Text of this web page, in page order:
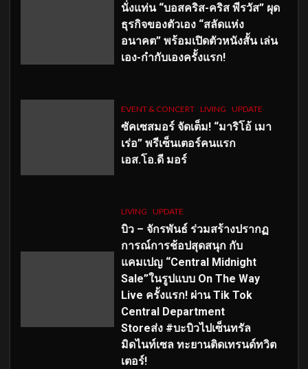
นั่งแท่น “บอสคริส-คริส พีรวัส” ผุด
ธุรกิจของตัวเอง “สลัดแห่ง
อนาคต” พร้อมเปิดตัวหนังสั้น เล่น
เอง-กำกับเองครั้งแรก!
EVENT & CONCERT LIVING UPDATE
ซัคเซสมอร์ จัดเต็ม! “มาริโอ้ เมา
เร่อ” พรีเซ็นเตอร์คนแรก
เอส.โอ.ดี มอร์
LIVING UPDATE
บิว – จักรพันธ์ ร่วมสร้างปรากฏ
การณ์การช้อปสุดสนุก กับ
แคมเปญ “Central Midnight
Sale”ในรูปแบบ On The Way
Live ครั้งแรก! ผ่าน Tik Tok
Central Department
Storeส่ง #บะบิวไปเซ็นทรัล
มิดไนท์เซล ทะยานติดเทรนด์ทวิต
เตอร์!